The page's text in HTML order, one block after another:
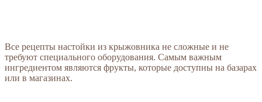
Все рецепты настойки из крыжовника не сложные и не
требуют специального оборудования. Самым важным
ингредиентом являются фрукты, которые доступны на базарах
или в магазинах.